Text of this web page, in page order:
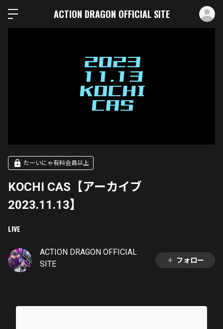
ACTION DRAGON OFFICIAL SITE
たーいにゃ有料会員以上
KOCHI CAS【アーカイブ
2023.11.13】
LIVE
ACTION DRAGON OFFICIAL
SITE
フォロー